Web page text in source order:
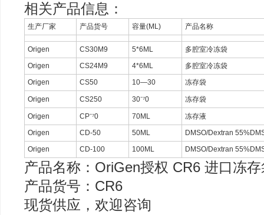
相关产品信息：
生产厂家 产品货号 容量(ML) 产品名称
Origen CS30M9 5*6ML
多腔室冷冻袋
Origen
CS24M9 4*6ML
多腔室冷冻袋
Origen
CS50 10—30 冻存袋
Origen CS250 30⁻⁷0 冻存袋
Origen CP⁻⁷0 70ML
冻存液
Origen
CD-50 50ML
DMSO/Dextran
Origen
CD-100 100ML DMSO/Dextran
产品名称：OriGen授权 CR6 进口冻
产品货号：CR6
现货供应，欢迎咨询